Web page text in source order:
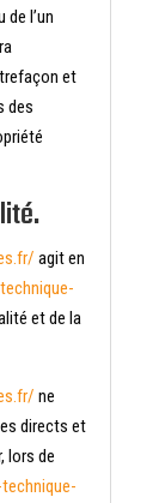
l’un
et
des
agit en
et de la
ne
directs et
lors de